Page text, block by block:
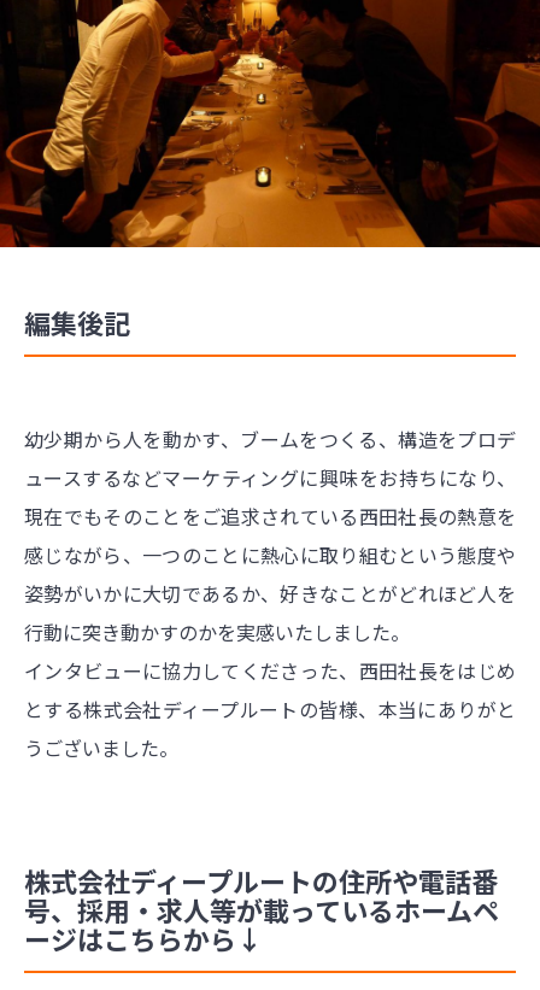
編集後記
幼少期から人を動かす、ブームをつくる、構造をプロデ
ュースするなどマーケティングに興味をお持ちになり、
現在でもそのことをご追求されている西田社長の熱意を
感じながら、一つのことに熱心に取り組むという態度や
姿勢がいかに大切であるか、好きなことがどれほど人を
行動に突き動かすのかを実感いたしました。
インタビューに協力してくださった、西田社長をはじめ
とする株式会社ディープルートの皆様、本当にありがと
うございました。
株式会社ディープルートの住所や電話番
号、採用・求人等が載っているホームペ
ージはこちらから↓